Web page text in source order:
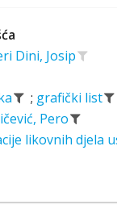
Dini, Josip
; grafički list
Pero
likovnih djela